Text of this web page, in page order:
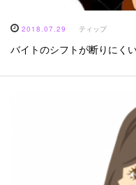
2018.07.29 ティップ
バイトのシフトが断りにく